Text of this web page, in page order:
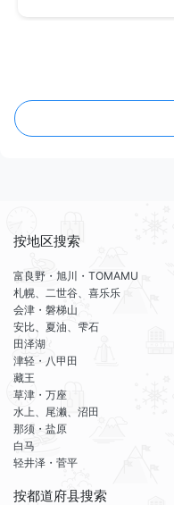
按地区搜索
富良野・旭川・TOMAMU
札幌、二世谷、喜乐乐
会津・磐梯山
安比、夏油、雫石
田泽湖
津轻・八甲田
藏王
草津・万座
水上、尾濑、沼田
那须・盐原
白马
轻井泽・菅平
按都道府县搜索